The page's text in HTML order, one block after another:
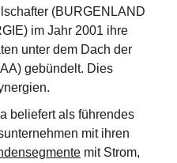
(BURGENLAND
im Jahr 2001 ihre
unter dem Dach der
gebündelt. Dies
beliefert als führendes
mit ihren
mit Strom,